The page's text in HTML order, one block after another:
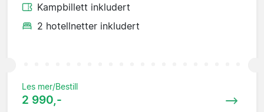
Kampbillett inkludert
2 hotellnetter inkludert
Les mer/Bestill
2 990,-